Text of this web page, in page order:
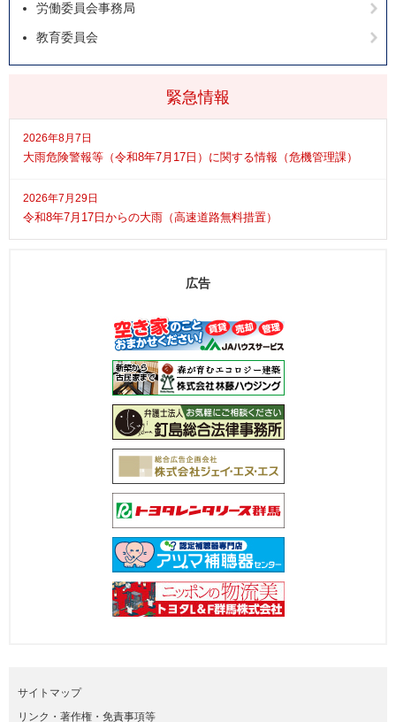
緊急情報
2026年8月7日
大雨危険警報等（令和8年7月17日）に関する情報（危機管理課）
2026年7月29日
令和8年7月17日からの大雨（高速道路無料措置）
労働委員会事務局
教育委員会
広告
サイトマップ
リンク・著作権・免責事項等